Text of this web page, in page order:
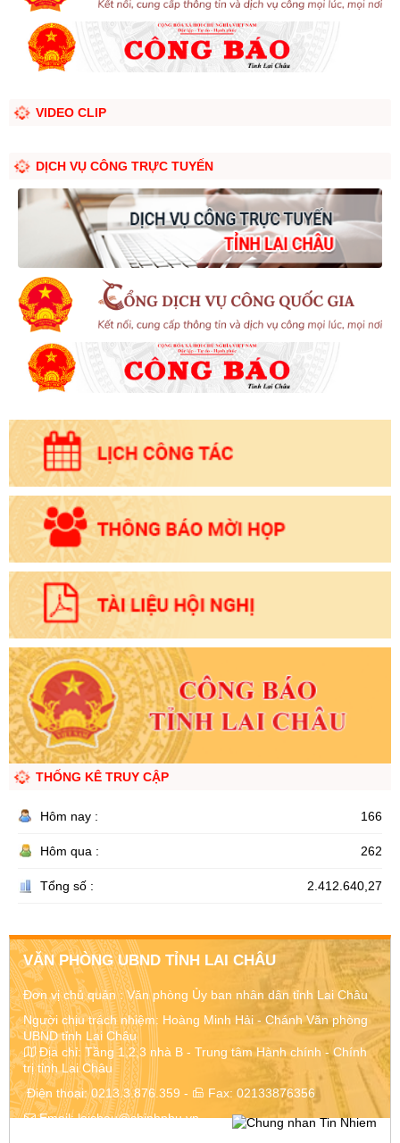
VIDEO CLIP
DỊCH VỤ CÔNG TRỰC TUYẾN
THỐNG KÊ TRUY CẬP
Hôm nay : 166
Hôm qua : 262
Tổng số : 2.412.640,27
VĂN PHÒNG UBND TỈNH LAI CHÂU
Đơn vị chủ quản :Văn phòng Ủy ban nhân dân tỉnh Lai Châu
Người chịu trách nhiệm: Hoàng Minh Hải - Chánh Văn phòng
UBND tỉnh Lai Châu
Địa chỉ: Tầng 1,2,3 nhà B - Trung tâm Hành chính - Chính
trị tỉnh Lai Châu
Điện thoại:0213.3.876.359 - Fax: 02133876356
Email:laichau@chinhphu.vn